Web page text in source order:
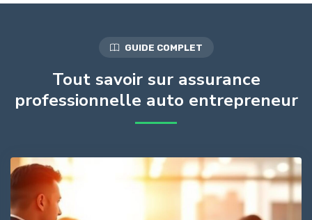
GUIDE COMPLET
Tout savoir sur assurance
professionnelle auto entrepreneur